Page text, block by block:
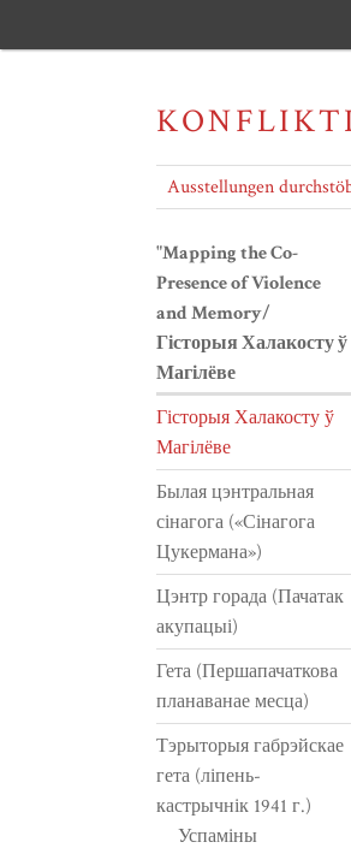
Ausstellungen
"Mapping the Co-
Presence of Violence
and Memory/
Гісторыя Халакосту ў
Магілёве
Гісторыя Халакосту ў
Магілёве
Былая цэнтральная
сінагога («Сінагога
Цукермана»)
Цэнтр горада (Пачатак
акупацыі)
Гета (Першапачаткова
планаванае месца)
Тэрыторыя габрэйскае
гета (ліпень-
кастрычнік 1941 г.)
Успаміны